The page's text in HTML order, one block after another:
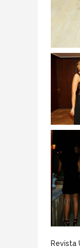
Revista